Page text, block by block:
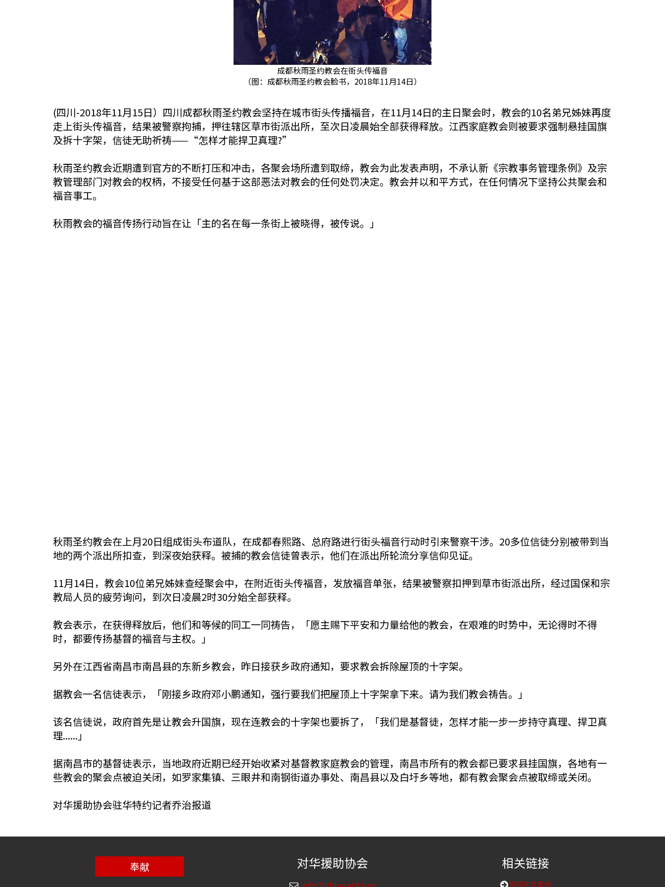
成都秋雨圣约教会在街头传福音
（图：成都秋雨圣约教会脸书，2018年11月14日）
(四川-2018年11月15日）四川成都秋雨圣约教会坚持在城市街头传播福音，在11月14日的主日聚会时，教会的10名弟兄姊妹再度
走上街头传福音，结果被警察拘捕，押往辖区草市街派出所，至次日凌晨始全部获得释放。江西家庭教会则被要求强制悬挂国旗
及拆十字架，信徒无助祈祷——“怎样才能捍卫真理?”
秋雨圣约教会近期遭到官方的不断打压和冲击，各聚会场所遭到取缔，教会为此发表声明，不承认新《宗教事务管理条例》及宗
教管理部门对教会的权柄，不接受任何基于这部恶法对教会的任何处罚决定。教会并以和平方式，在任何情况下坚持公共聚会和
福音事工。
秋雨教会的福音传扬行动旨在让「主的名在每一条街上被晓得，被传说。」
秋雨圣约教会在上月20日组成街头布道队，在成都春熙路、总府路进行街头福音行动时引来警察干涉。20多位信徒分别被带到当
地的两个派出所扣查，到深夜始获释。被捕的教会信徒曾表示，他们在派出所轮流分享信仰见证。
11月14日，教会10位弟兄姊妹查经聚会中，在附近街头传福音，发放福音单张，结果被警察扣押到草市街派出所，经过国保和宗
教局人员的疲劳询问，到次日凌晨2时30分始全部获释。
教会表示，在获得释放后，他们和等候的同工一同祷告，「愿主赐下平安和力量给他的教会，在艰难的时势中，无论得时不得
时，都要传扬基督的福音与主权。」
另外在江西省南昌市南昌县的东新乡教会，昨日接获乡政府通知，要求教会拆除屋顶的十字架。
据教会一名信徒表示，「刚接乡政府邓小鹏通知，强行要我们把屋顶上十字架拿下来。请为我们教会祷告。」
该名信徒说，政府首先是让教会升国旗，现在连教会的十字架也要拆了，「我们是基督徒，怎样才能一步一步持守真理、捍卫真
理......」
据南昌市的基督徒表示，当地政府近期已经开始收紧对基督教家庭教会的管理，南昌市所有的教会都已要求县挂国旗，各地有一
些教会的聚会点被迫关闭，如罗家集镇、三眼井和南钢街道办事处、南昌县以及白圩乡等地，都有教会聚会点被取缔或关闭。
对华援助协会驻华特约记者乔治报道
奉献 对华援助协会 相关链接
购买中文圣经